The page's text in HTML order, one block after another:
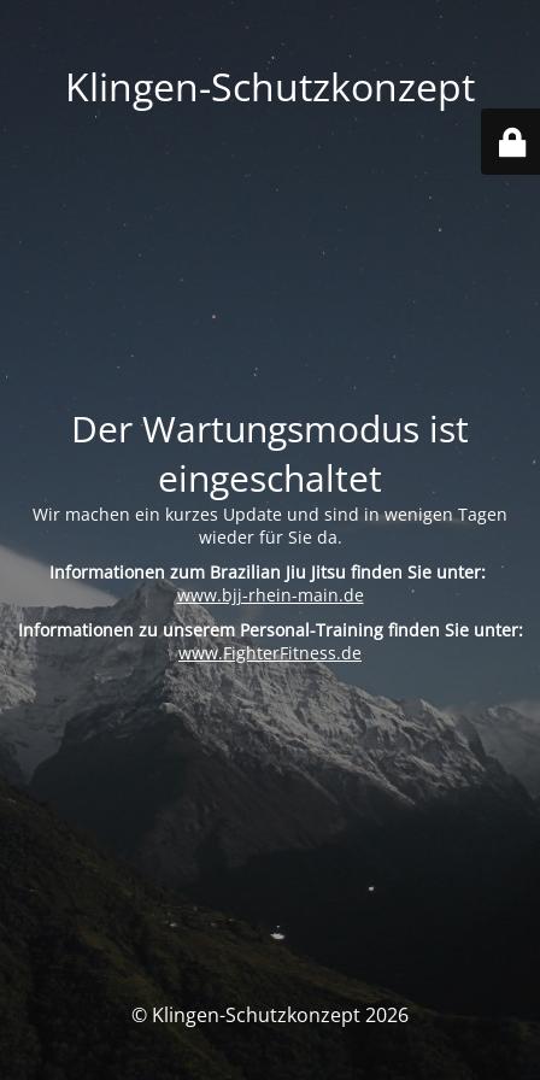
Klingen-Schutzkonzept
Der Wartungsmodus ist
eingeschaltet
Wir machen ein kurzes Update und sind in wenigen Tagen
wieder für Sie da.
Informationen zum Brazilian Jiu Jitsu finden Sie unter:
www.bjj-rhein-main.de
Informationen zu unserem Personal-Training finden Sie unter:
www.FighterFitness.de
© Klingen-Schutzkonzept 2026